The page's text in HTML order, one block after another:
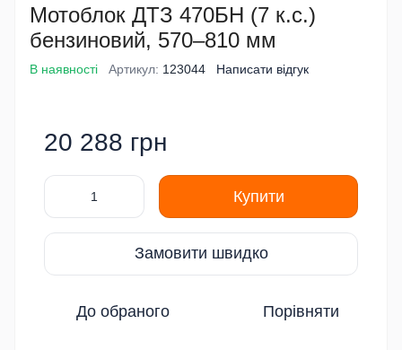
Мотоблок ДТЗ 470БН (7 к.с.)
бензиновий, 570–810 мм
В наявності Артикул: 123044 Написати відгук
20 288 грн
Купити
Замовити швидко
До обраного Порівняти